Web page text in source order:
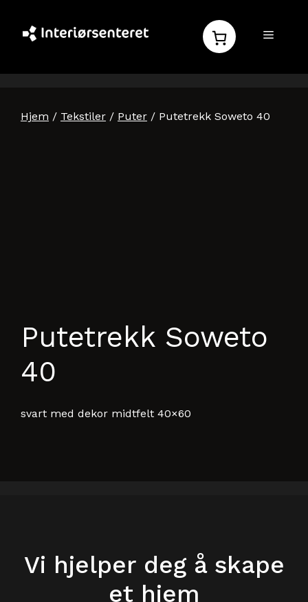
innhold
MENY
Hjem / Tekstiler / Puter / Putetrekk Soweto 40
Putetrekk Soweto
40
svart med dekor midtfelt 40×60
Vi hjelper deg å skape
et hjem